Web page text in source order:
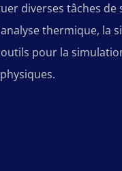
diverses tâches
thermique,
pour la